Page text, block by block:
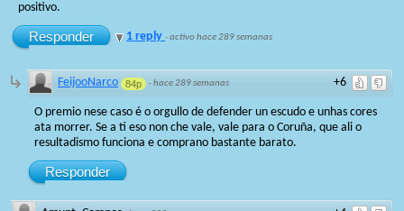
positivo.
Responder 1 reply ·activo hace 289 semanas
+6
FeijooNarco 84p ·hace 289 semanas
O premio nese caso é o orgullo de defender un escudo e unhas cores
ata morrer. Se a ti eso non che vale, vale para o Coruña, que ali o
resultadismo funciona e comprano bastante barato.
Responder